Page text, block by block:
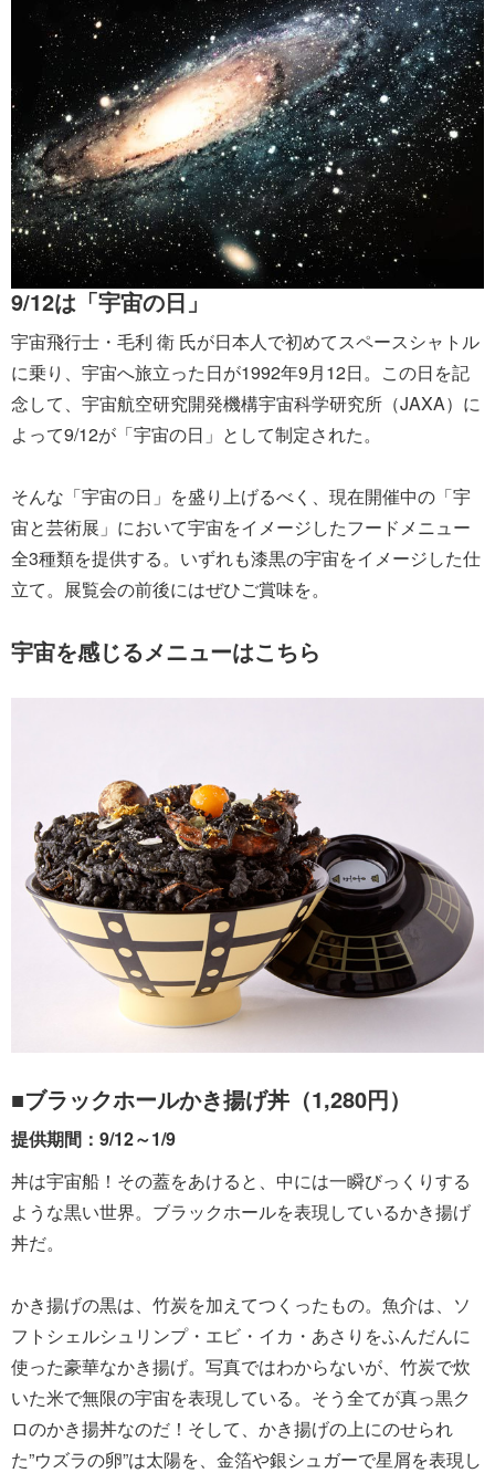
9/12は「宇宙の日」
宇宙飛行士・毛利 衛 氏が日本人で初めてスペースシャトル
に乗り、宇宙へ旅立った日が1992年9月12日。この日を記
念して、宇宙航空研究開発機構宇宙科学研究所（JAXA）に
よって9/12が「宇宙の日」として制定された。
そんな「宇宙の日」を盛り上げるべく、現在開催中の「宇
宙と芸術展」において宇宙をイメージしたフードメニュー
全3種類を提供する。いずれも漆黒の宇宙をイメージした仕
立て。展覧会の前後にはぜひご賞味を。
宇宙を感じるメニューはこちら
■ブラックホールかき揚げ丼（1,280円）
提供期間：9/12～1/9
丼は宇宙船！その蓋をあけると、中には一瞬びっくりする
ような黒い世界。ブラックホールを表現しているかき揚げ
丼だ。
かき揚げの黒は、竹炭を加えてつくったもの。魚介は、ソ
フトシェルシュリンプ・エビ・イカ・あさりをふんだんに
使った豪華なかき揚げ。写真ではわからないが、竹炭で炊
いた米で無限の宇宙を表現している。そう全てが真っ黒ク
ロのかき揚丼なのだ！そして、かき揚げの上にのせられ
た”ウズラの卵”は太陽を、金箔や銀シュガーで星屑を表現し